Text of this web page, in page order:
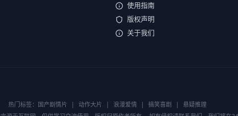
使用指南
版权声明
关于我们
热门标签： 国产剧情片 | 动作大片 | 浪漫爱情 | 搞笑喜剧 |
悬疑推理